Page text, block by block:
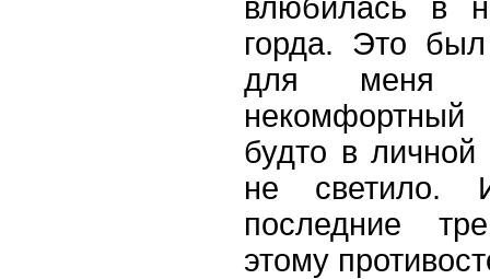
влюбилась в
горда. Это
для меня
будто в
не
последние
этому